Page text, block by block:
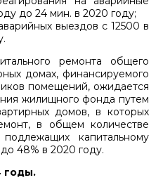
до 24 мин. в 2020 году;
выездов с 12500 в
ремонта общего
домах, финансируемого
помещений, ожидается
жилищного фонда путем
домов, в которых
в общем количестве
капитальному
48% в 2020 году.
годы.